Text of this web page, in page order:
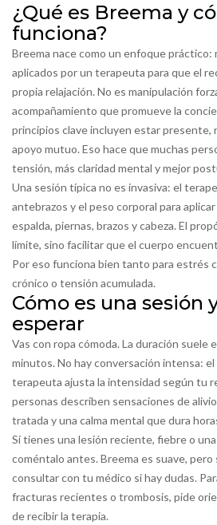
¿Qué es Breema y
funciona?
Breema nace como un enfoque práctico:
aplicados por un terapeuta para que el
propia relajación. No es manipulación
acompañamiento que promueve la
principios clave incluyen estar presente,
apoyo mutuo. Eso hace que muchas
tensión, más claridad mental y mejor
Una sesión típica no es invasiva: el
antebrazos y el peso corporal para
espalda, piernas, brazos y cabeza. El
límite, sino facilitar que el cuerpo
Por eso funciona bien tanto para estrés
crónico o tensión acumulada.
Cómo es una sesión
esperar
Vas con ropa cómoda. La duración suele
minutos. No hay conversación intensa:
terapeuta ajusta la intensidad según tu
personas describen sensaciones de
tratada y una calma mental que dura
Si tienes una lesión reciente, fiebre o
coméntalo antes. Breema es suave,
consultar con tu médico si hay dudas.
fracturas recientes o trombosis, pide
de recibir la terapia.